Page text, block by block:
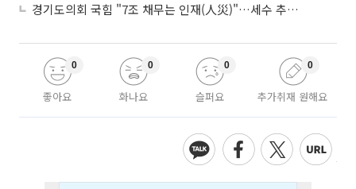
경기도의회 국힘 "7조 채무는 인재(人災)"…세수 추계 조작 의혹 제기
좋아요
0
화나요
0
슬퍼요
0
추가취재 원해요
0